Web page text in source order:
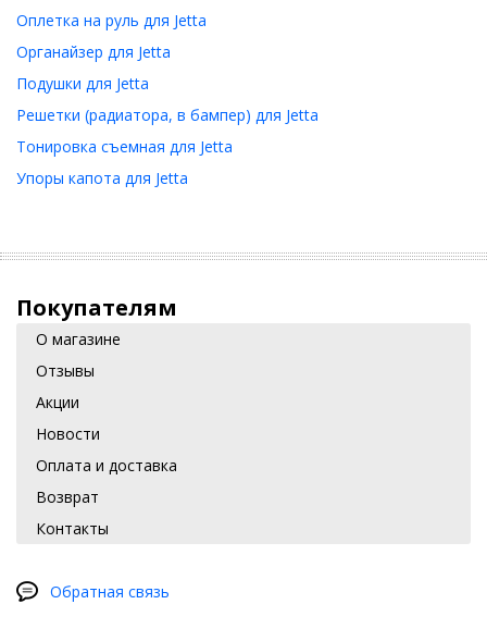
Оплетка на руль для Jetta
Органайзер для Jetta
Подушки для Jetta
Решетки (радиатора, в бампер) для Jetta
Тонировка съемная для Jetta
Упоры капота для Jetta
Покупателям
О магазине
Отзывы
Акции
Новости
Оплата и доставка
Возврат
Контакты
Обратная связь